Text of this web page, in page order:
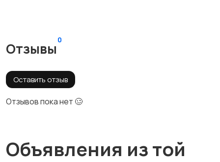
Отзывы
0
Оставить отзыв
Отзывов пока нет 🥴
Объявления из той